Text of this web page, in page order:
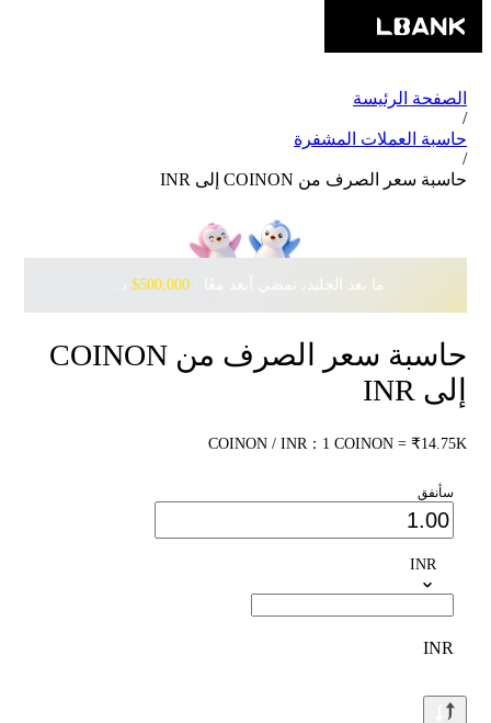
الصفحة الرئيسة
/
حاسبة العملات المشفرة
/
حاسبة سعر الصرف من COINON إلى INR
ما بعد الجليد، نمضي أبعد معًا · ‎ $500,000بانتظارك مع Pudgy Penguins
حاسبة سعر الصرف من COINON
إلى INR
COINON / INR：1 COINON = ₹14.75K
سأنفق
INR
INR